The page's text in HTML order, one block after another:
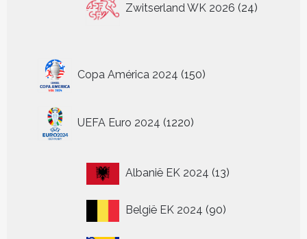
Zwitserland WK 2026 24
producten
Copa América 2024 150
producten
UEFA Euro 2024 1220
producten
Albanië EK 2024 1313
België EK 2024 9090